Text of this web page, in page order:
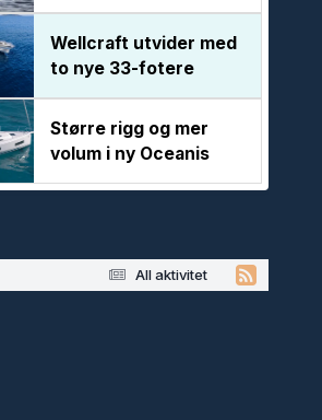
Wellcraft utvider med
to nye 33-fotere
Større rigg og mer
volum i ny Oceanis
All aktivitet